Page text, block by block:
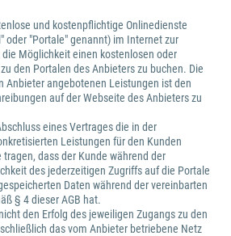
und kostenpflichtige Onlinedienste
oder "Portale" genannt) im Internet zur
Möglichkeit einen kostenlosen oder
den Portalen des Anbieters zu buchen. Die
Anbieter angebotenen Leistungen ist den
auf der Webseite des Anbieters zu
eines Vertrages die in der
Leistungen für den Kunden
dass der Kunde während der
des jederzeitigen Zugriffs auf die Portale
Daten während der vereinbarten
§ 4 dieser AGB hat.
den Erfolg des jeweiligen Zugangs zu den
das vom Anbieter betriebene Netz